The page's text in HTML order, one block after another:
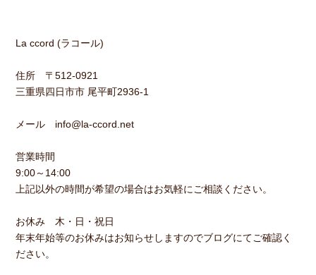
La ccord (ラコール)
住所 〒512-0921
三重県四日市市 尾平町2936-1
メール info@la-ccord.net
営業時間
9:00～14:00
上記以外の時間が希望の場合はお気軽にご相談ください。
お休み 木・日・祝日
年末年始等のお休みはお知らせしますのでブログにてご確認く
ださい。